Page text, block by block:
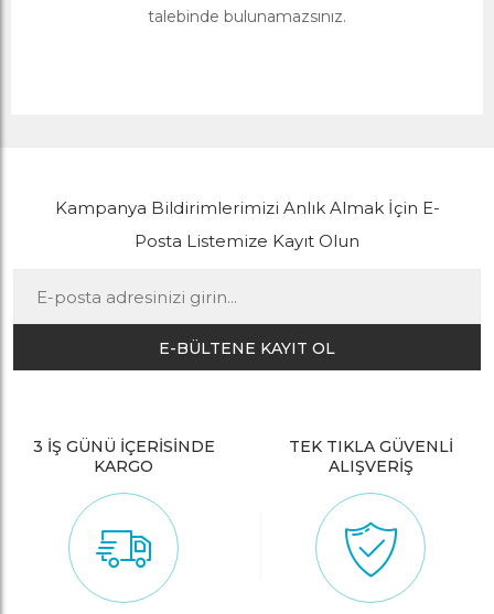
talebinde bulunamazsınız.
Kampanya Bildirimlerimizi Anlık Almak İçin E-
Posta Listemize Kayıt Olun
E-BÜLTENE KAYIT OL
3 İŞ GÜNÜ İÇERİSİNDE
KARGO
TEK TIKLA GÜVENLİ
ALIŞVERİŞ